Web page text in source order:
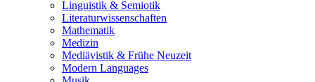
Linguistik & Semiotik
Literaturwissenschaften
Mathematik
Medizin
Mediävistik & Frühe Neuzeit
Modern Languages